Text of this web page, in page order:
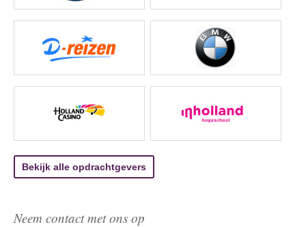
Bekijk alle opdrachtgevers
Neem contact met ons op